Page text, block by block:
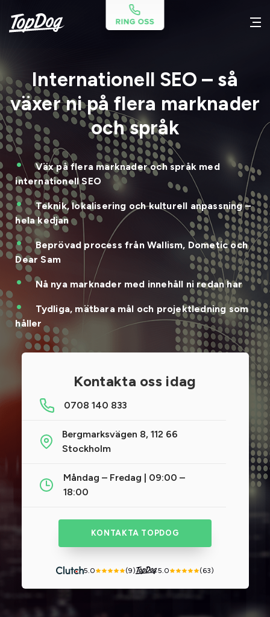
Internationell SEO – så
växer ni på flera marknader
och språk
Väx på flera marknader och språk med
internationell SEO
Teknik, lokalisering och kulturell anpassning –
hela kedjan
Beprövad process från Wallism, Dometic och
Dear Sam
Nå nya marknader med innehåll ni redan har
Tydliga, mätbara mål och projektledning som
håller
Kontakta oss idag
0708 140 833
Bergmarksvägen 8, 112 66
Stockholm
Måndag – Fredag | 09:00 –
18:00
KONTAKTA TOPDOG
5.0 (9) 5.0 (63)